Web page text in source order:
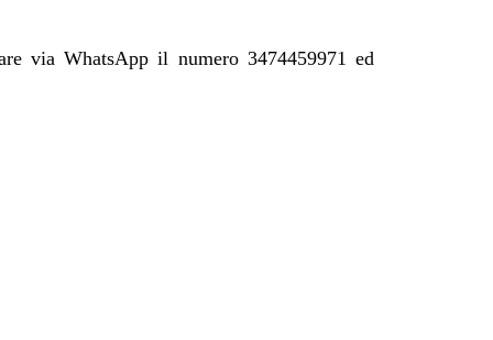
via WhatsApp il numero 3474459971 ed